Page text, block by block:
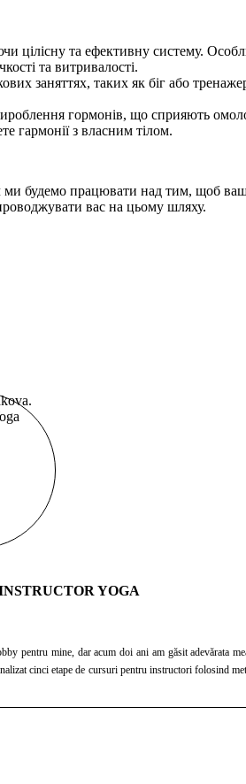
цілісну та ефективну систему.
та витривалості.
заняттях, таких як біг або
гормонів, що сприяють
гармонії з власним тілом.
ми будемо працювати над тим, щоб
вас на цьому шляху.
YOGA
mine, dar acum doi ani am găsit adevărata
cinci etape de cursuri pentru instructori folosind